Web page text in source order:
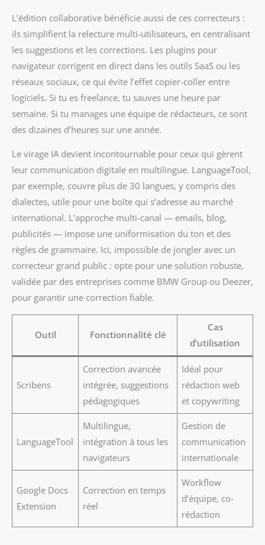
L’édition collaborative bénéficie aussi de ces correcteurs :
ils simplifient la relecture multi-utilisateurs, en centralisant
les suggestions et les corrections. Les plugins pour
navigateur corrigent en direct dans les outils SaaS ou les
réseaux sociaux, ce qui évite l’effet copier-coller entre
logiciels. Si tu es freelance, tu sauves une heure par
semaine. Si tu manages une équipe de rédacteurs, ce sont
des dizaines d’heures sur une année.
Le virage IA devient incontournable pour ceux qui gèrent
leur communication digitale en multilingue. LanguageTool,
par exemple, couvre plus de 30 langues, y compris des
dialectes, utile pour une boîte qui s’adresse au marché
international. L’approche multi-canal — emails, blog,
publicités — impose une uniformisation du ton et des
règles de grammaire. Ici, impossible de jongler avec un
correcteur grand public : opte pour une solution robuste,
validée par des entreprises comme BMW Group ou Deezer,
pour garantir une correction fiable.
Outil Fonctionnalité clé
Cas
d’utilisation
Scribens
Correction avancée
intégrée, suggestions
pédagogiques
Idéal pour
rédaction web
et copywriting
LanguageTool
Multilingue,
intégration à tous les
navigateurs
Gestion de
communication
internationale
Google Docs
Extension
Correction en temps
réel
Workflow
d’équipe, co-
rédaction